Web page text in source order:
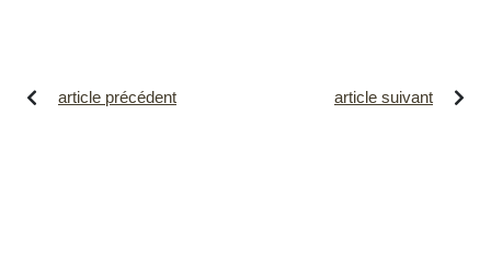
article précédent article suivant